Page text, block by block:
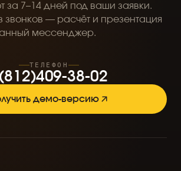
за 7–14 дней под ваши заявки.
звонков — расчёт и презентация
мессенджер.
ТЕЛЕФОН
(81 2)409-38-02
демо-версию